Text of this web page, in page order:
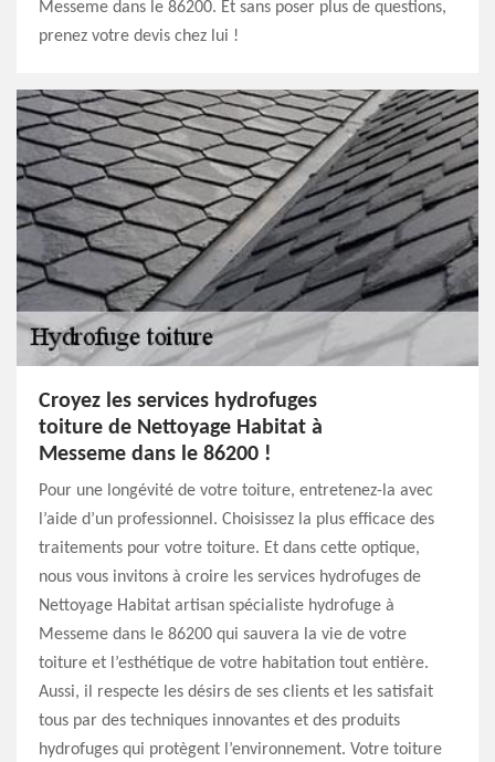
Messeme dans le 86200. Et sans poser plus de questions,
prenez votre devis chez lui !
Croyez les services hydrofuges
toiture de Nettoyage Habitat à
Messeme dans le 86200 !
Pour une longévité de votre toiture, entretenez-la avec
l’aide d’un professionnel. Choisissez la plus efficace des
traitements pour votre toiture. Et dans cette optique,
nous vous invitons à croire les services hydrofuges de
Nettoyage Habitat artisan spécialiste hydrofuge à
Messeme dans le 86200 qui sauvera la vie de votre
toiture et l’esthétique de votre habitation tout entière.
Aussi, il respecte les désirs de ses clients et les satisfait
tous par des techniques innovantes et des produits
hydrofuges qui protègent l’environnement. Votre toiture